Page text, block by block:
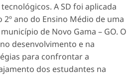
A SD foi aplicada
ano do Ensino Médio de uma
de Novo Gama – GO. O
desenvolvimento e na
para confrontar a
dos estudantes na